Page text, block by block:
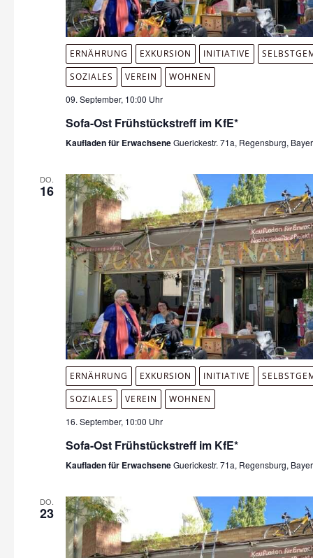
ERNÄHRUNG EXKURSION INITIATIVE
SOZIALES
VEREIN
WOHNEN
09. September, 10:00 Uhr
Sofa-Ost Frühstückstreff im KfE*
Kaufladen für ErwachseneGuerickestr. 71a, Regensburg,
DO.
16
ERNÄHRUNG EXKURSION INITIATIVE
SOZIALES
VEREIN
WOHNEN
16. September, 10:00 Uhr
Sofa-Ost Frühstückstreff im KfE*
Kaufladen für ErwachseneGuerickestr. 71a, Regensburg,
DO.
23